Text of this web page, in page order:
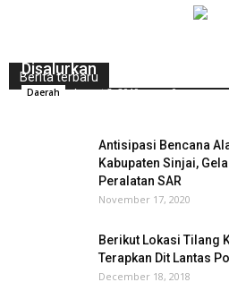
Berita terbaru
Disalurkan
Daerah August 2, 2019 0
Antisipasi Bencana
Kabupaten Sinjai,
Peralatan SAR
November 17, 2020
Berikut Lokasi Tilang
Terapkan Dit Lantas
December 18, 2018